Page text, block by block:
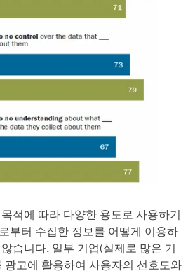
적에 따라 다양한 용도로 사용하기
부터 수집한 정보를 어떻게 이용하
습니다. 일부 기업(실제로 많은 기
광고에 활용하여 사용자의 선호도와